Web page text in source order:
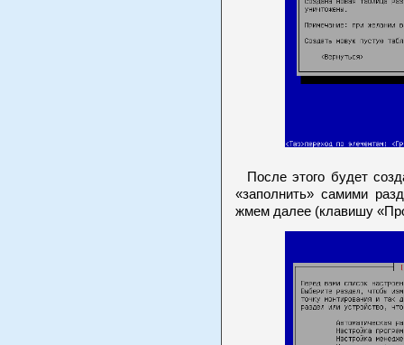
После этого будет
«заполнить» самими
жмем далее (клавишу